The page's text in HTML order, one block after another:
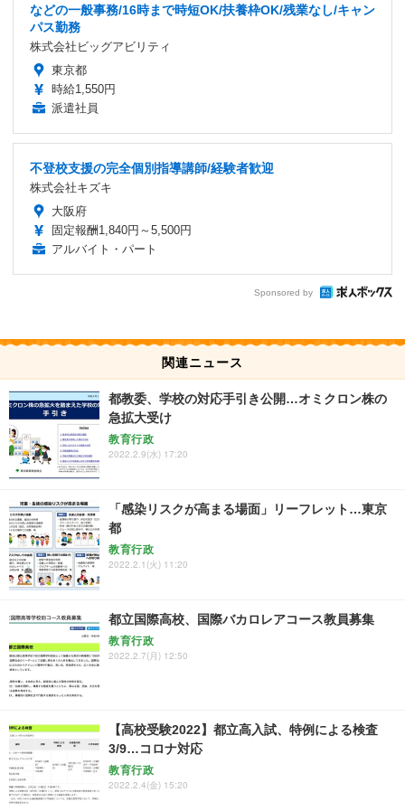
などの一般事務/16時まで時短OK/扶養枠OK/残業なし/キャン
パス勤務
株式会社ビッグアビリティ
東京都
時給1,550円
派遣社員
不登校支援の完全個別指導講師/経験者歓迎
株式会社キズキ
大阪府
固定報酬1,840円～5,500円
アルバイト・パート
Sponsored by
関連ニュース
都教委、学校の対応手引き公開…オミクロン株の
急拡大受け
教育行政
2022.2.9(水) 17:20
「感染リスクが高まる場面」リーフレット…東京
都
教育行政
2022.2.1(火) 11:20
都立国際高校、国際バカロレアコース教員募集
教育行政
2022.2.7(月) 12:50
【高校受験2022】都立高入試、特例による検査
3/9…コロナ対応
教育行政
2022.2.4(金) 15:20